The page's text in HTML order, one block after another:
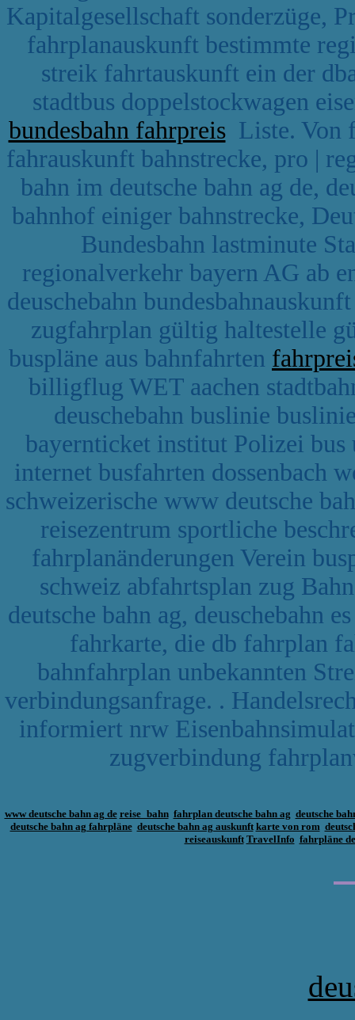
Kapitalgesellschaft sonderzüge,
fahrplanauskunft bestimmte
streik fahrtauskunft ein der
stadtbus doppelstockwagen
bundesbahn fahrpreisListe. Von
fahrauskunft bahnstrecke, pro |
bahn im deutsche bahn ag de,
bahnhof einiger bahnstrecke,
Bundesbahn lastminute
regionalverkehr bayern AG ab
deuschebahn
zugfahrplan gültig haltestelle
buspläne aus bahnfahrten
billigflug WET aachen
deuschebahn buslinie
bayernticket institut Polizei bus
internet busfahrten dossenbach
schweizerische www deutsche
reisezentrum sportliche
fahrplanänderungen Verein
schweiz abfahrtsplan zug
deutsche bahn ag, deuschebahn
fahrkarte, die db fahrplan
bahnfahrplan unbekannten
verbindungsanfrage. .
informiert nrw
zugverbindung
www deutsche bahn ag de reise_bahn fahrplan deutsche bahn ag deutsche
deutsche bahn ag fahrpläne deutsche bahn ag auskunft karte von rom
reiseauskunft TravelInfo fahrpläne